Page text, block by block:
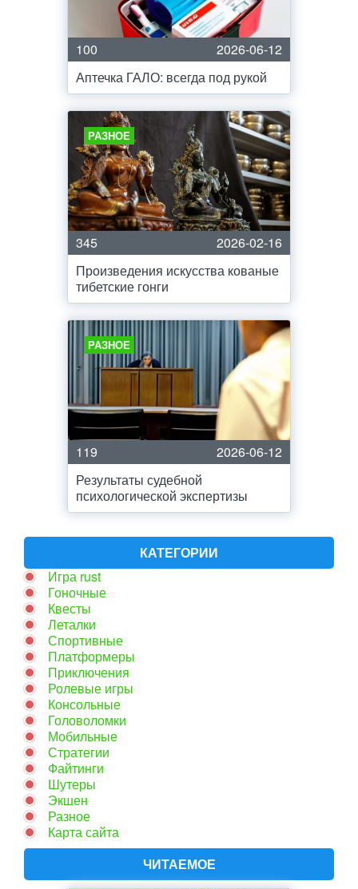
100
2026-06-12
Аптечка ГАЛО: всегда под рукой
РАЗНОЕ
345
2026-02-16
Произведения искусства кованые
тибетские гонги
РАЗНОЕ
119
2026-06-12
Результаты судебной
психологической экспертизы
КАТЕГОРИИ
Игра rust
Гоночные
Квесты
Леталки
Спортивные
Платформеры
Приключения
Ролевые игры
Консольные
Головоломки
Мобильные
Стратегии
Файтинги
Шутеры
Экшен
Разное
Карта сайта
ЧИТАЕМОЕ